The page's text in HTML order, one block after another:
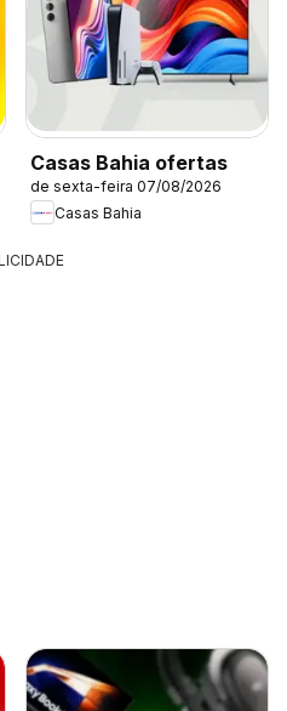
Casas Bahia ofertas
de sexta-feira 07/08/2026
Casas Bahia